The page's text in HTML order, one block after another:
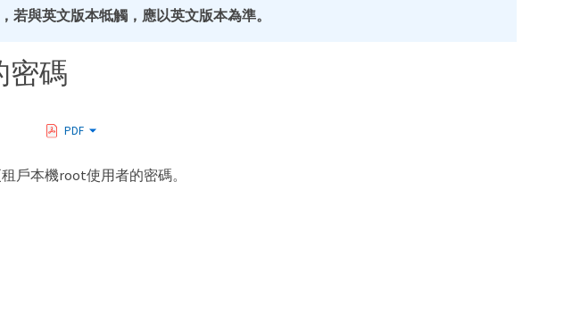
與英文版本牴觸，應以英文版本為準。
密碼
PDF
戶本機root使用者的密碼。